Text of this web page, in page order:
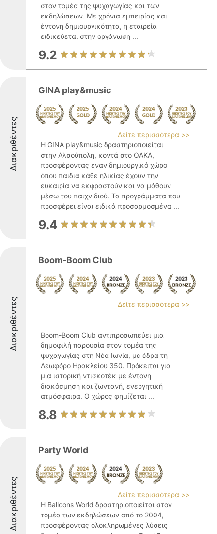
στον τομέα της ψυχαγωγίας και των
εκδηλώσεων. Με χρόνια εμπειρίας και
έντονη δημιουργικότητα, η εταιρεία
ειδικεύεται στην οργάνωση ...
9.2
Διακριθέντες
GINA play&music
Δείτε περισσότερα >>
Η GINA play&music δραστηριοποιείται
στην Αλσούπολη, κοντά στο ΟΑΚΑ,
προσφέροντας έναν δημιουργικό χώρο
όπου παιδιά κάθε ηλικίας έχουν την
ευκαιρία να εκφραστούν και να μάθουν
μέσω του παιχνιδιού. Τα προγράμματα που
προσφέρει είναι ειδικά προσαρμοσμένα ...
9.4
Διακριθέντες
Boom-Boom Club
Δείτε περισσότερα >>
Boom-Boom Club αντιπροσωπεύει μια
δημοφιλή παρουσία στον τομέα της
ψυχαγωγίας στη Νέα Ιωνία, με έδρα τη
Λεωφόρο Ηρακλείου 350. Πρόκειται για
μια ιστορική ντισκοτέκ με έντονη
διακόσμηση και ζωντανή, ενεργητική
ατμόσφαιρα. Ο χώρος φημίζεται ...
8.8
Διακριθέντες
Party World
Δείτε περισσότερα >>
Η Balloons World δραστηριοποιείται στον
τομέα των εκδηλώσεων από το 2004,
προσφέροντας ολοκληρωμένες λύσεις